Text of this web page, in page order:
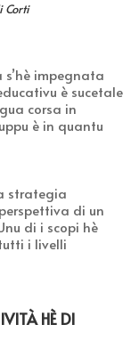
Corti
impegnata
è sucetale
corsa in
è in quantu
strategia
di un
di i scopi hè
i livelli
HÈ DI